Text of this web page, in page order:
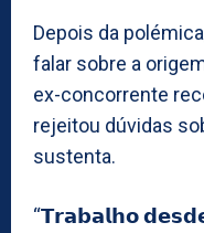
Depois da
falar sobre a
ex-concorrente
rejeitou dúvidas
sustenta.
“𝗧𝗿𝗮𝗯𝗮𝗹𝗵𝗼